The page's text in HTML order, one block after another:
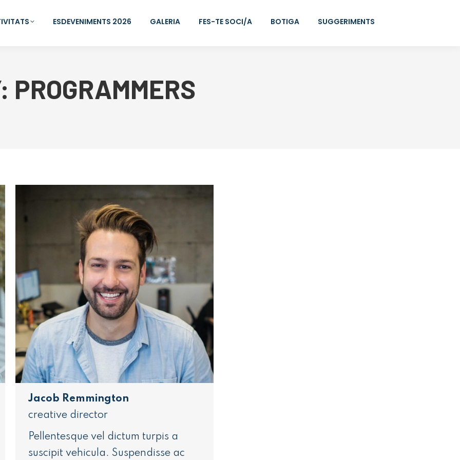
ESDEVENIMENTS 2026 GALERIA FES-TE SOCI/A BOTIGA SUGGERIMENTS
PROGRAMMERS
Jacob Remmington
creative director
Pellentesque vel dictum turpis a
suscipit vehicula. Suspendisse ac